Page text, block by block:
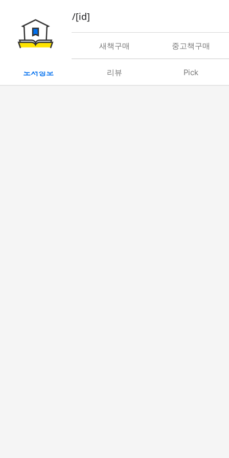
book/rent/[id]
대여 새책구매 중고책구매
도서정보 리뷰 Pick